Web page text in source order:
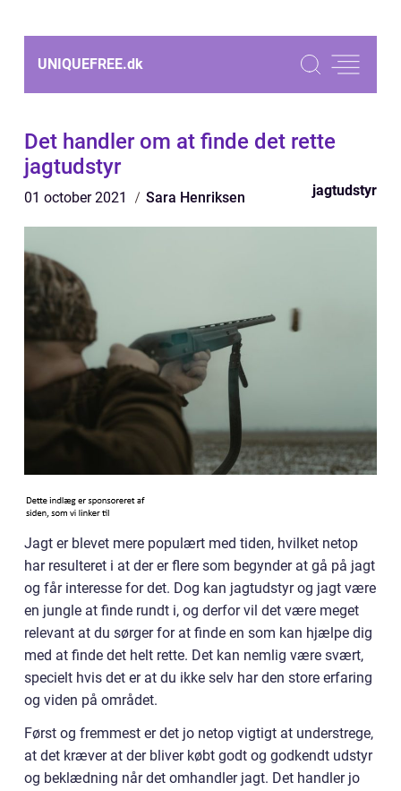
UNIQUEFREE.dk
Det handler om at finde det rette
jagtudstyr
01 october 2021 Sara Henriksen jagtudstyr
Jagt er blevet mere populært med tiden, hvilket netop
har resulteret i at der er flere som begynder at gå på jagt
og får interesse for det. Dog kan jagtudstyr og jagt være
en jungle at finde rundt i, og derfor vil det være meget
relevant at du sørger for at finde en som kan hjælpe dig
med at finde det helt rette. Det kan nemlig være svært,
specielt hvis det er at du ikke selv har den store erfaring
og viden på området.
Først og fremmest er det jo netop vigtigt at understrege,
at det kræver at der bliver købt godt og godkendt udstyr
og beklædning når det omhandler jagt. Det handler jo